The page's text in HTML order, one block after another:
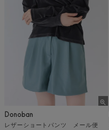
Donoban
レザーショートパンツ メール便